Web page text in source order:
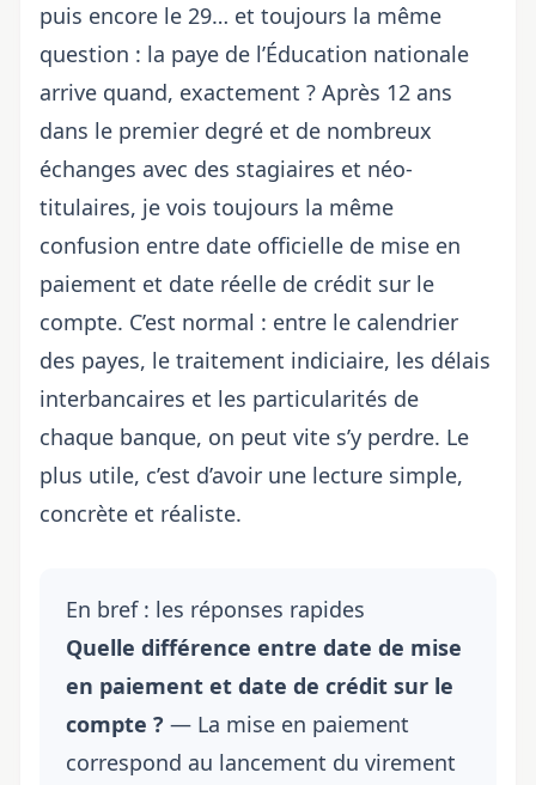
puis encore le 29… et toujours la même
question : la paye de l’Éducation nationale
arrive quand, exactement ? Après 12 ans
dans le premier degré et de nombreux
échanges avec des stagiaires et néo-
titulaires, je vois toujours la même
confusion entre date officielle de mise en
paiement et date réelle de crédit sur le
compte. C’est normal : entre le calendrier
des payes, le traitement indiciaire, les délais
interbancaires et les particularités de
chaque banque, on peut vite s’y perdre. Le
plus utile, c’est d’avoir une lecture simple,
concrète et réaliste.
En bref : les réponses rapides
Quelle différence entre date de mise
en paiement et date de crédit sur le
compte ? — La mise en paiement
correspond au lancement du virement